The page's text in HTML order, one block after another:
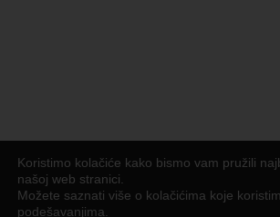
Koristimo kolačiće kako bismo vam pružili
našoj web stranici.
Možete saznati više o kolačićima koje
podešavanjima